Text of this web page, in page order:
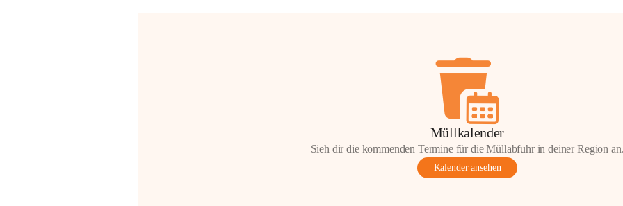
Müllkalender
Sieh dir die kommenden Termine für die Müllabfuhr in deiner Region
Kalender ansehen